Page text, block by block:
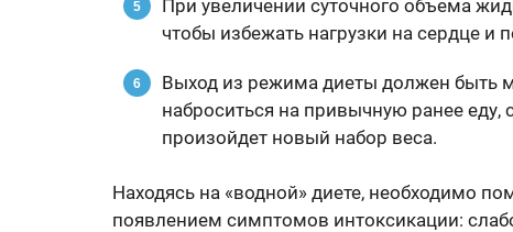
При увеличении суточного объема
чтобы избежать нагрузки на сердце и
Выход из режима диеты должен быть
наброситься на привычную ранее еду,
произойдет новый набор веса.
Находясь на «водной» диете, необходимо
появлением симптомов интоксикации: